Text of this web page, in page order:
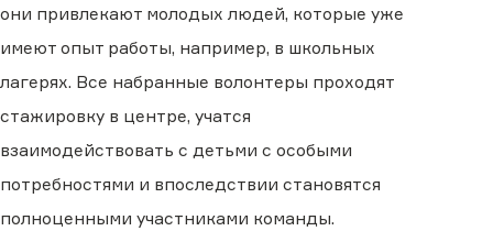
они привлекают молодых людей, которые уже
имеют опыт работы, например, в школьных
лагерях. Все набранные волонтеры проходят
стажировку в центре, учатся
взаимодействовать с детьми с особыми
потребностями и впоследствии становятся
полноценными участниками команды.